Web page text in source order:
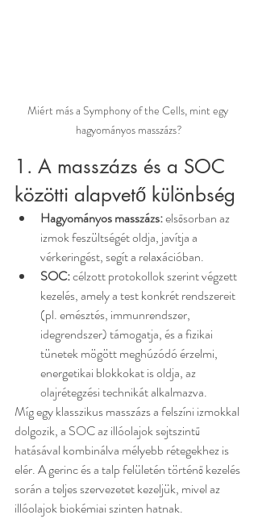
Miért más a Symphony of the Cells, mint egy
hagyományos masszázs?
1. A masszázs és a SOC
közötti alapvető különbség
Hagyományos masszázs: elsősorban az
izmok feszültségét oldja, javítja a
vérkeringést, segít a relaxációban.
SOC: célzott protokollok szerint végzett
kezelés, amely a test konkrét rendszereit
(pl. emésztés, immunrendszer,
idegrendszer) támogatja, és a fizikai
tünetek mögött meghúzódó érzelmi,
energetikai blokkokat is oldja, az
olajrétegzési technikát alkalmazva.
Míg egy klasszikus masszázs a felszíni izmokkal
dolgozik, a SOC az illóolajok sejtszintű
hatásával kombinálva mélyebb rétegekhez is
elér. A gerinc és a talp felületén történő kezelés
során a teljes szervezetet kezeljük, mivel az
illóolajok biokémiai szinten hatnak.